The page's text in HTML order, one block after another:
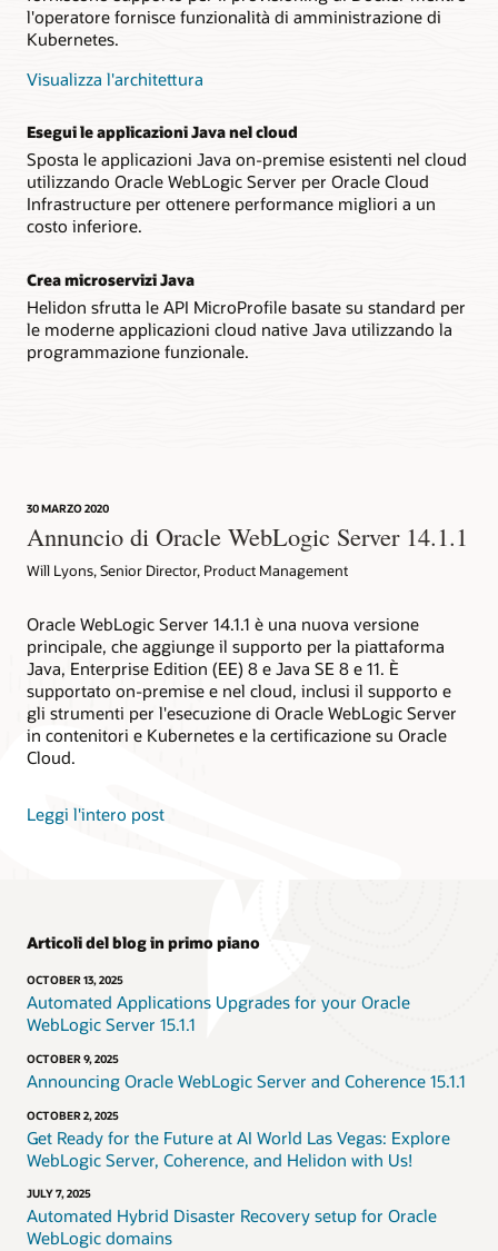
l'operatore fornisce funzionalità di amministrazione di
Kubernetes.
Visualizza l'architettura
Esegui le applicazioni Java nel cloud
Sposta le applicazioni Java on-premise esistenti nel cloud
utilizzando Oracle WebLogic Server per Oracle Cloud
Infrastructure per ottenere performance migliori a un
costo inferiore.
Crea microservizi Java
Helidon sfrutta le API MicroProfile basate su standard per
le moderne applicazioni cloud native Java utilizzando la
programmazione funzionale.
30 MARZO 2020
Annuncio di Oracle WebLogic Server 14.1.1
Will Lyons, Senior Director, Product Management
Oracle WebLogic Server 14.1.1 è una nuova versione
principale, che aggiunge il supporto per la piattaforma
Java, Enterprise Edition (EE) 8 e Java SE 8 e 11. È
supportato on-premise e nel cloud, inclusi il supporto e
gli strumenti per l'esecuzione di Oracle WebLogic Server
in contenitori e Kubernetes e la certificazione su Oracle
Cloud.
Leggi l'intero post
Articoli del blog in primo piano
OCTOBER 13, 2025
Automated Applications Upgrades for your Oracle
WebLogic Server 15.1.1
OCTOBER 9, 2025
Announcing Oracle WebLogic Server and Coherence 15.1.1
OCTOBER 2, 2025
Get Ready for the Future at AI World Las Vegas: Explore
WebLogic Server, Coherence, and Helidon with Us!
JULY 7, 2025
Automated Hybrid Disaster Recovery setup for Oracle
WebLogic domains